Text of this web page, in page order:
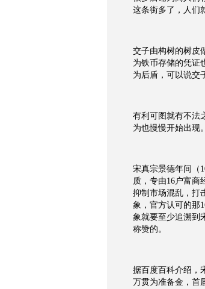
这条街多了，人们
交子由构树的树皮
为铁币存储的凭证
为后盾，可以说交
有利可图就有不法
为也慢慢开始出现。
宋真宗景德年间（
质，专由16户富商
抑制市场混乱，打
象，官方认可的那
象就要至少追溯到
称赞的。
据百度百科介绍，
万贯为准备金，首